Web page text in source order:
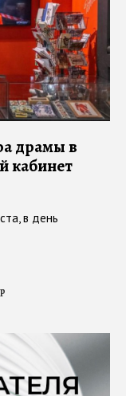
драмы в
кабинет
в день